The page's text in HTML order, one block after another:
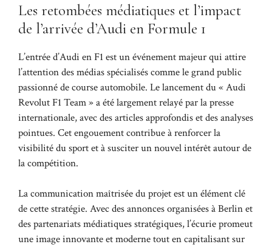
Les retombées médiatiques et l’impact
de l’arrivée d’Audi en Formule 1
L’entrée d’Audi en F1 est un événement majeur qui attire
l’attention des médias spécialisés comme le grand public
passionné de course automobile. Le lancement du « Audi
Revolut F1 Team » a été largement relayé par la presse
internationale, avec des articles approfondis et des analyses
pointues. Cet engouement contribue à renforcer la
visibilité du sport et à susciter un nouvel intérêt autour de
la compétition.
La communication maîtrisée du projet est un élément clé
de cette stratégie. Avec des annonces organisées à Berlin et
des partenariats médiatiques stratégiques, l’écurie promeut
une image innovante et moderne tout en capitalisant sur